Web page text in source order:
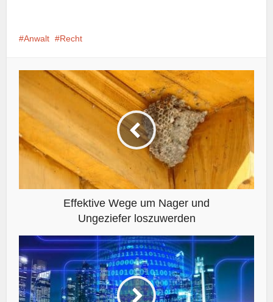
Anwalt Recht
Effektive Wege um Nager und
Ungeziefer loszuwerden